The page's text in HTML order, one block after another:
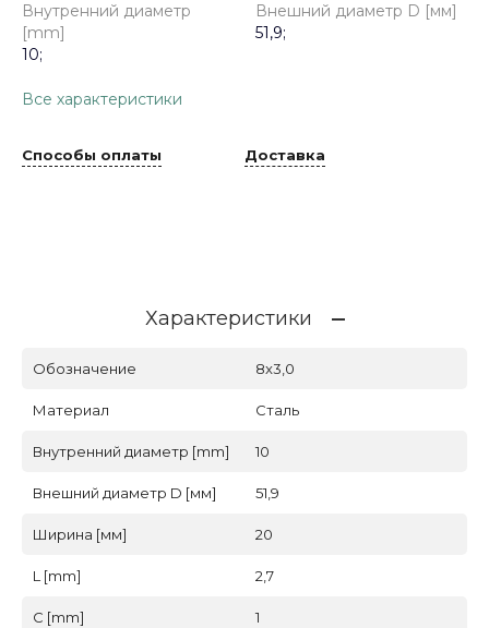
Внутренний диаметр
[mm]
10;
Внешний диаметр D [мм]
51,9;
Все характеристики
Способы оплаты Доставка
Характеристики
Обозначение 8x3,0
Материал Сталь
Внутренний диаметр [mm] 10
Внешний диаметр D [мм] 51,9
Ширина [мм] 20
L [mm] 2,7
C [mm] 1